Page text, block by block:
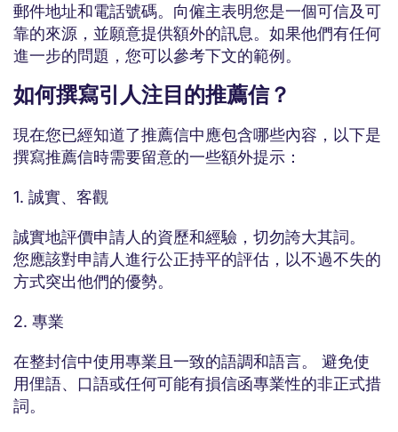
郵件地址和電話號碼。向僱主表明您是一個可信及可
靠的來源，並願意提供額外的訊息。如果他們有任何
進一步的問題，您可以參考下文的範例。
如何撰寫引人注目的推薦信？
現在您已經知道了推薦信中應包含哪些內容，以下是
撰寫推薦信時需要留意的一些額外提示：
1. 誠實、客觀
誠實地評價申請人的資歷和經驗，切勿誇大其詞。
您應該對申請人進行公正持平的評估，以不過不失的
方式突出他們的優勢。
2. 專業
在整封信中使用專業且一致的語調和語言。 避免使
用俚語、口語或任何可能有損信函專業性的非正式措
詞。